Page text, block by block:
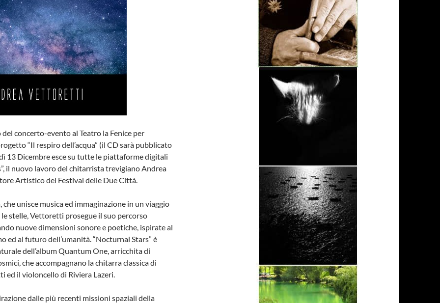
del concerto-evento al Teatro la Fenice per
“Il respiro dell’acqua” (il CD sarà pubblicato
13 Dicembre esce su tutte le piattaforme digitali
il nuovo lavoro del chitarrista trevigiano Andrea
Artistico del Festival delle Due Città.
che unisce musica ed immaginazione in un viaggio
stelle, Vettoretti prosegue il suo percorso
nuove dimensioni sonore e poetiche, ispirate al
ed al futuro dell’umanità. “Nocturnal Stars” è
dell’album Quantum One, arricchita di
che accompagnano la chitarra classica di
ed il violoncello di Riviera Lazeri.
dalle più recenti missioni spaziali della